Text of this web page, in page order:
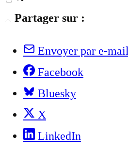
Partager sur :
Envoyer par e-
Facebook
Bluesky
X
LinkedIn